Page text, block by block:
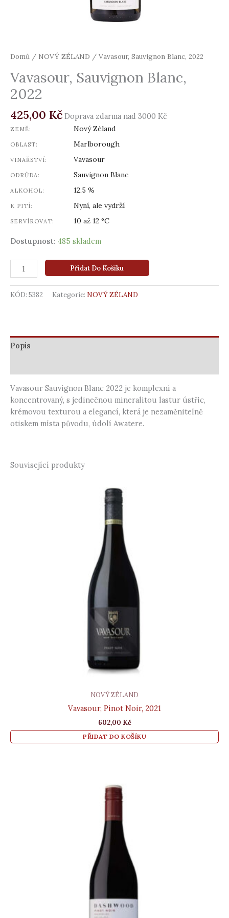
Domů / NOVÝ ZÉLAND / Vavasour, Sauvignon Blanc, 2022
Vavasour, Sauvignon Blanc,
2022
425,00 Kč Doprava zdarma nad 3000 Kč
ZEMĚ: Nový Zéland
OBLAST: Marlborough
VINAŘSTVÍ: Vavasour
ODRŮDA: Sauvignon Blanc
ALKOHOL: 12,5 %
K PITÍ: Nyní, ale vydrží
SERVÍROVAT: 10 až 12 °C
Dostupnost: 485 skladem
Přidat Do Košíku
KÓD: 5382 Kategorie: NOVÝ ZÉLAND
Popis
Vavasour Sauvignon Blanc 2022 je komplexní a
koncentrovaný, s jedinečnou mineralitou lastur ústřic,
krémovou texturou a elegancí, která je nezaměnitelně
otiskem místa původu, údolí Awatere.
Související produkty
NOVÝ ZÉLAND
Vavasour, Pinot Noir, 2021
602,00 Kč
PŘIDAT DO KOŠÍKU